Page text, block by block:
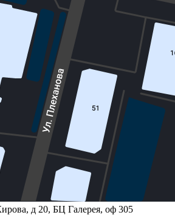
д 20, БЦ Галерея, оф 305